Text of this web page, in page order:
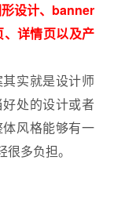
设计、banner
详情页以及产
实就是设计师
处的设计或者
风格能够有一
多负担。